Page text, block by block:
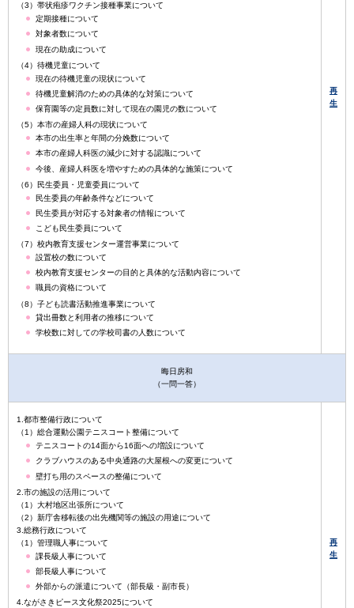
（3）帯状疱疹ワクチン接種事業について
定期接種について
対象者数について
現在の助成について
（4）待機児童について
現在の待機児童の現状について
待機児童解消のための具体的な対策について
保育園等の定員数に対して現在の園児の数について
（5）本市の産婦人科の現状について
本市の出生率と年間の分娩数について
本市の産婦人科医の減少に対する認識について
今後、産婦人科医を増やすための具体的な施策について
（6）民生委員・児童委員について
民生委員の年齢条件などについて
民生委員が対応する対象者の情報について
こども民生委員について
（7）校内教育支援センター運営事業について
設置校の数について
校内教育支援センターの目的と具体的な活動内容について
職員の資格について
（8）子ども読書活動推進事業について
貸出冊数と利用者の推移について
学校数に対しての学校司書の人数について
再
生
晦日房和
（一問一答）
1.都市整備行政について
（1）総合運動公園テニスコート整備について
テニスコートの14面から16面への増設について
クラブハウスのある中央通路の大屋根への変更について
壁打ち用のスペースの整備について
2.市の施設の活用について
（1）大村地区出張所について
（2）新庁舎移転後の出先機関等の施設の用途について
3.総務行政について
（1）管理職人事について
課長級人事について
部長級人事について
外部からの派遣について（部長級・副市長）
4.ながさきピース文化祭2025について
再
生